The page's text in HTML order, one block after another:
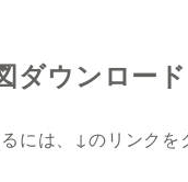
ダウンロード
には、↓のリンクを